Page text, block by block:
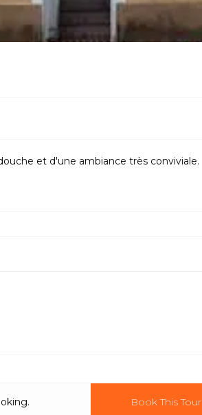
et d'une ambiance très conviviale.
Book This Tour